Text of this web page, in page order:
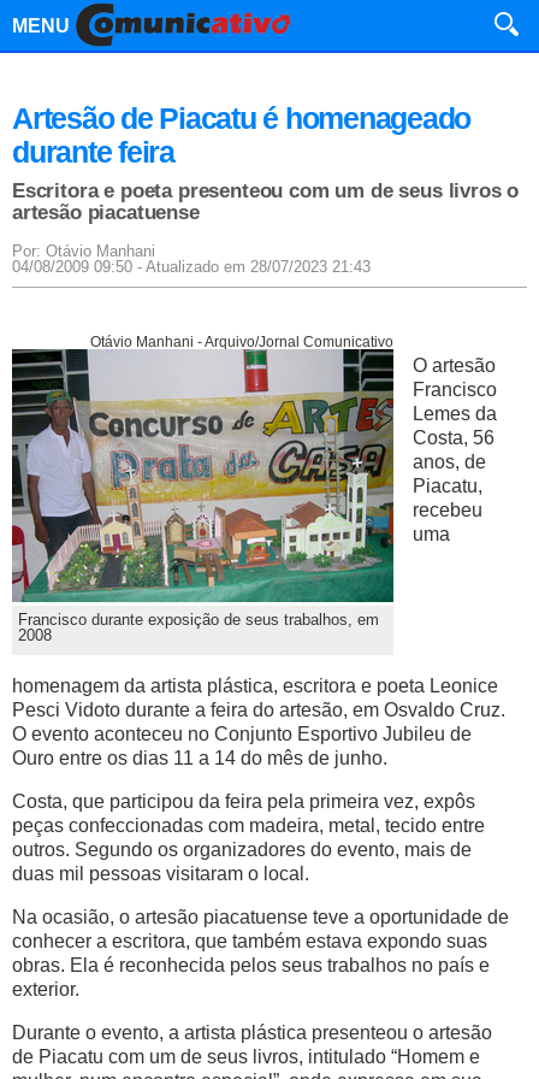
MENU
Artesão de Piacatu é homenageado
durante feira
Escritora e poeta presenteou com um de seus livros o
artesão piacatuense
Por: Otávio Manhani
04/08/2009 09:50 - Atualizado em 28/07/2023 21:43
Otávio Manhani - Arquivo/Jornal Comunicativo
Francisco durante exposição de seus trabalhos, em
2008
O artesão
Francisco
Lemes da
Costa, 56
anos, de
Piacatu,
recebeu
uma
homenagem da artista plástica, escritora e poeta Leonice
Pesci Vidoto durante a feira do artesão, em Osvaldo Cruz.
O evento aconteceu no Conjunto Esportivo Jubileu de
Ouro entre os dias 11 a 14 do mês de junho.
Costa, que participou da feira pela primeira vez, expôs
peças confeccionadas com madeira, metal, tecido entre
outros. Segundo os organizadores do evento, mais de
duas mil pessoas visitaram o local.
Na ocasião, o artesão piacatuense teve a oportunidade de
conhecer a escritora, que também estava expondo suas
obras. Ela é reconhecida pelos seus trabalhos no país e
exterior.
Durante o evento, a artista plástica presenteou o artesão
de Piacatu com um de seus livros, intitulado “Homem e